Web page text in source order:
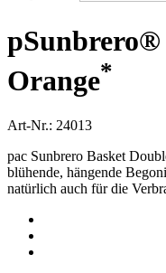
pSunbrero®
Orange*
Art-Nr.: 24013
pac Sunbrero Basket
blühende, hängende
natürlich auch für die